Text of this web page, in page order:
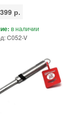
399 р.
в наличии
C052-V